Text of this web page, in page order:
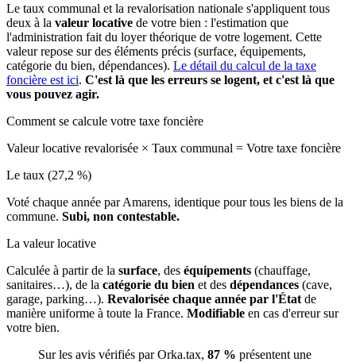
Le taux communal et la revalorisation nationale s'appliquent tous
deux à la valeur locative de votre bien : l'estimation que
l'administration fait du loyer théorique de votre logement. Cette
valeur repose sur des éléments précis (surface, équipements,
catégorie du bien, dépendances). Le détail du calcul de la taxe
foncière est ici. C'est là que les erreurs se logent, et c'est là que
vous pouvez agir.
Comment se calcule votre taxe foncière
Valeur locative revalorisée × Taux communal = Votre taxe foncière
Le taux (27,2 %)
Voté chaque année par Amarens, identique pour tous les biens de la
commune. Subi, non contestable.
La valeur locative
Calculée à partir de la surface, des équipements (chauffage,
sanitaires…), de la catégorie du bien et des dépendances (cave,
garage, parking…). Revalorisée chaque année par l'État de
manière uniforme à toute la France. Modifiable en cas d'erreur sur
votre bien.
Sur les avis vérifiés par Orka.tax, 87 % présentent une